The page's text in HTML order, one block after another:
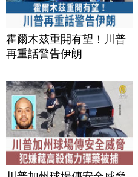
霍爾木茲重開有望！川普
再重話警告伊朗